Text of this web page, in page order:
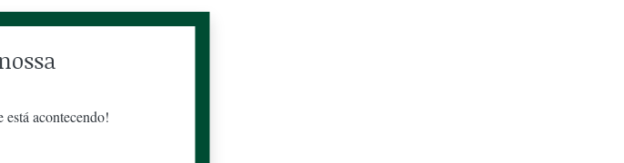
acontecendo!